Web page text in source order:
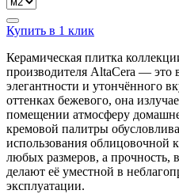
Купить в 1 клик
Керамическая плитка
производителя AltaCera — это
элегантности и утончённого
оттенках бежевого, она
помещении атмосферу
кремовой палитры
использования облицовочной
любых размеров, а прочность,
делают её уместной в
эксплуатации.